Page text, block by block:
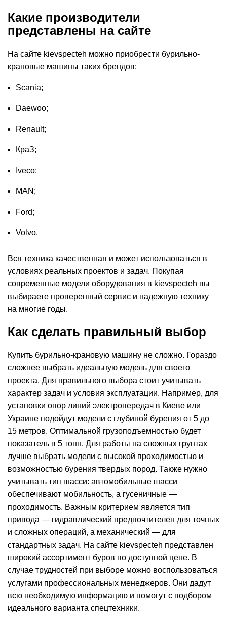
Какие производители
представлены на сайте
На сайте kievspecteh можно приобрести бурильно-
крановые машины таких брендов:
Scania;
Daewoo;
Renault;
КраЗ;
Iveco;
MAN;
Ford;
Volvo.
Вся техника качественная и может использоваться в
условиях реальных проектов и задач. Покупая
современные модели оборудования в kievspecteh вы
выбираете проверенный сервис и надежную технику
на многие годы.
Как сделать правильный выбор
Купить бурильно-крановую машину не сложно. Гораздо
сложнее выбрать идеальную модель для своего
проекта. Для правильного выбора стоит учитывать
характер задач и условия эксплуатации. Например, для
установки опор линий электропередач в Киеве или
Украине подойдут модели с глубиной бурения от 5 до
15 метров. Оптимальной грузоподъемностью будет
показатель в 5 тонн. Для работы на сложных грунтах
лучше выбрать модели с высокой проходимостью и
возможностью бурения твердых пород. Также нужно
учитывать тип шасси: автомобильные шасси
обеспечивают мобильность, а гусеничные —
проходимость. Важным критерием является тип
привода — гидравлический предпочтителен для точных
и сложных операций, а механический — для
стандартных задач. На сайте kievspecteh представлен
широкий ассортимент буров по доступной цене. В
случае трудностей при выборе можно воспользоваться
услугами профессиональных менеджеров. Они дадут
всю необходимую информацию и помогут с подбором
идеального варианта спецтехники.